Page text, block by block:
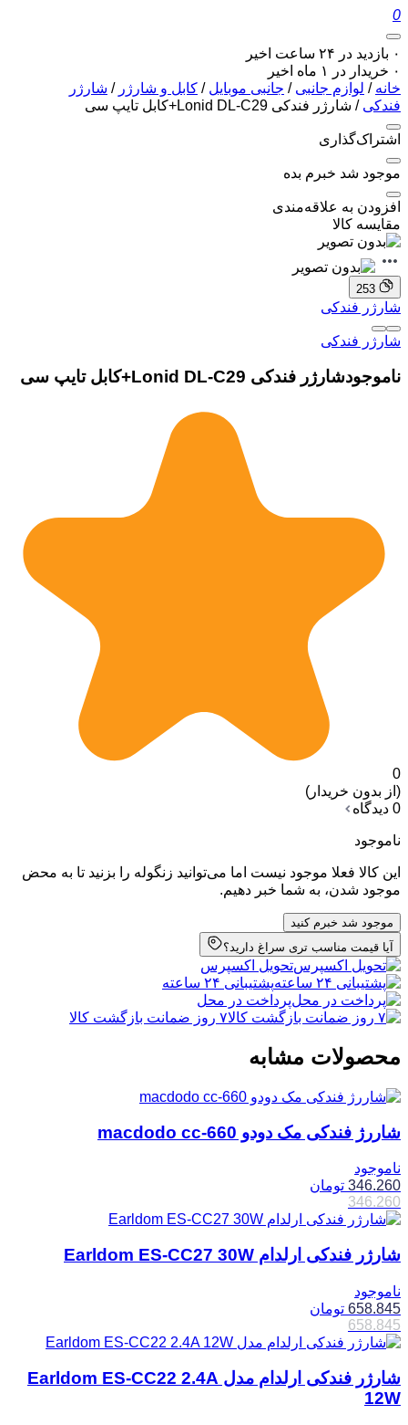
0
۰ بازدید در ۲۴ ساعت اخیر
۰ خریدار در ۱ ماه اخیر
خانه / لوازم جانبی / جانبی موبایل / کابل و شارژر / شارژر
فندکی / شارژر فندکی Lonid DL-C29+کابل تایپ سی
اشتراک‌گذاری
موجود شد خبرم بده
افزودن به علاقه‌مندی
مقایسه کالا
253
شارژر فندکی
شارژر فندکی
ناموجودشارژر فندکی Lonid DL-C29+کابل تایپ سی
0
(از بدون خریدار)
0 دیدگاه
ناموجود
این کالا فعلا موجود نیست اما می‌توانید زنگوله را بزنید تا به محض
موجود شدن، به شما خبر دهیم.
موجود شد خبرم کنید
آیا قیمت مناسب تری سراغ دارید؟
تحویل اکسپرس
پشتیبانی ۲۴ ساعته
پرداخت در محل
۷ روز ضمانت بازگشت کالا
محصولات مشابه
شاررژ فندکی مک دودو macdodo cc-660
ناموجود
346.260 تومان
346.260
شارژر فندکی ارلدام Earldom ES-CC27 30W
ناموجود
658.845 تومان
658.845
شارژر فندکی ارلدام مدل Earldom ES-CC22 2.4A
12W